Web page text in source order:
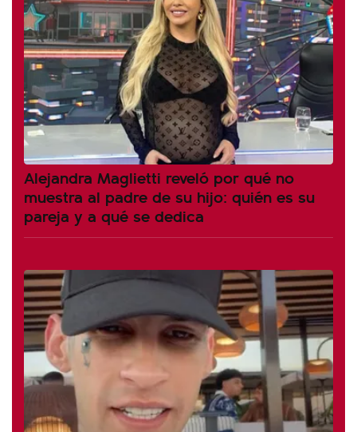
Alejandra Maglietti reveló por qué no
muestra al padre de su hijo: quién es su
pareja y a qué se dedica